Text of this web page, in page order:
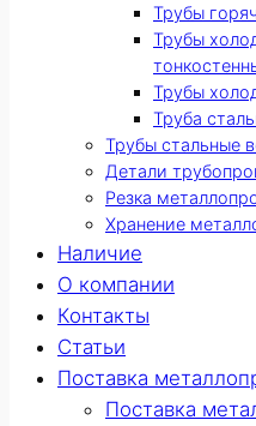
Трубы
Трубы
Трубы
Труба
Трубы стальные
Детали
Резка
Хранение
Наличие
О компании
Контакты
Статьи
Поставка
Поставка